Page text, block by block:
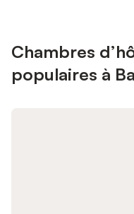
Chambres
populaires à